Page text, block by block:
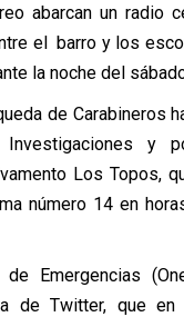
abarcan un radio
el barro y los
la noche del
de Carabineros
y
Los Topos,
número 14 en
Emergencias
de Twitter, que